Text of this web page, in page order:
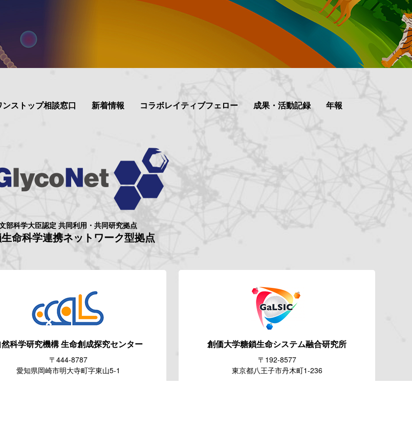
ンストップ相談窓口 新着情報 コラボレイティブフェロー 成果・活動記録 年報
部科学大臣認定 共同利用・共同研究拠点
命科学連携ネットワーク型拠点
然科学研究機構生命創成探究センター
〒444-8787
愛知県岡崎市明大寺町字東山5-1
創価大学糖鎖生命システム融合研究所
〒192-8577
東京都八王子市丹木町1-236